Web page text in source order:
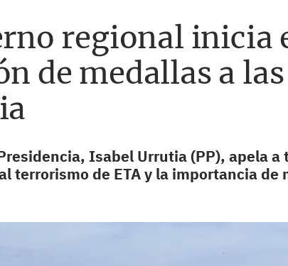
regional inicia
de medallas a
Isabel Urrutia (PP), apela
terrorismo de ETA y la importancia